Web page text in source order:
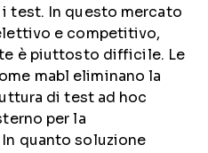
test. In questo mercato
e competitivo,
è piuttosto difficile. Le
mabl eliminano la
di test ad hoc
per la
quanto soluzione